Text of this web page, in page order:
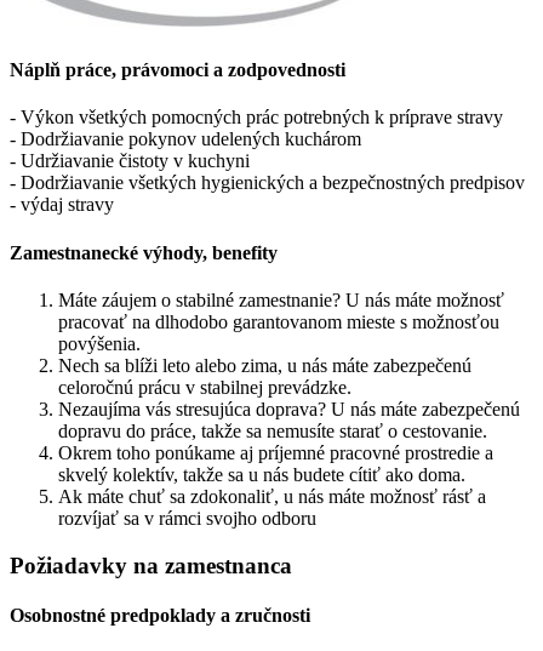
Náplň práce, právomoci a zodpovednosti
​​​​​​- Výkon všetkých pomocných prác potrebných k príprave stravy
​​​​​​- Dodržiavanie pokynov udelených kuchárom
​​​​​​- Udržiavanie čistoty v kuchyni
​​​​​​- Dodržiavanie všetkých hygienických a bezpečnostných predpisov
​​​​​​- výdaj stravy​​​​​​
Zamestnanecké výhody, benefity
Máte záujem o stabilné zamestnanie? U nás máte možnosť
pracovať na dlhodobo garantovanom mieste s možnosťou
povýšenia.
Nech sa blíži leto alebo zima, u nás máte zabezpečenú
celoročnú prácu v stabilnej prevádzke.
Nezaujíma vás stresujúca doprava? U nás máte zabezpečenú
dopravu do práce, takže sa nemusíte starať o cestovanie.
Okrem toho ponúkame aj príjemné pracovné prostredie a
skvelý kolektív, takže sa u nás budete cítiť ako doma.
Ak máte chuť sa zdokonaliť, u nás máte možnosť rásť a
rozvíjať sa v rámci svojho odboru
Požiadavky na zamestnanca
Osobnostné predpoklady a zručnosti